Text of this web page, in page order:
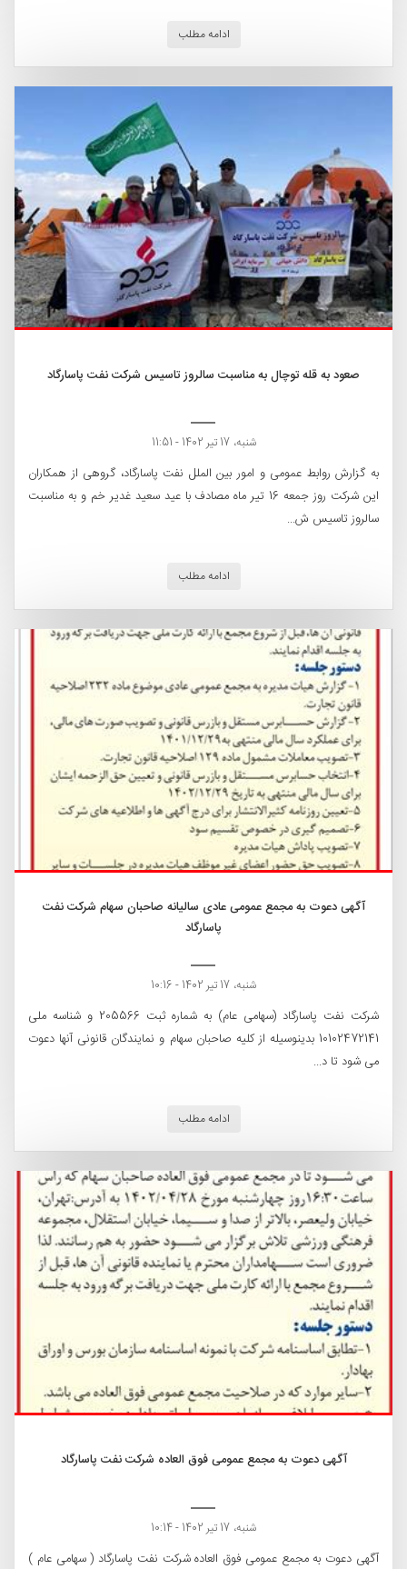
ادامه مطلب
صعود به قله توچال به مناسبت سالروز تاسیس شرکت نفت پاسارگاد
شنبه، 17 تیر 1402 - 11:51
به گزارش روابط عمومی و امور بین الملل نفت پاسارگاد، گروهی از همکاران
این شرکت روز جمعه 16 تیر ماه مصادف با عید سعید غدیر خم و به مناسبت
سالروز تاسیس ش...
ادامه مطلب
آگهی دعوت به مجمع عمومی عادی سالیانه صاحبان سهام شرکت نفت
پاسارگاد
شنبه، 17 تیر 1402 - 10:16
شرکت نفت پاسارگاد (سهامی عام) به شماره ثبت 205566 و شناسه ملی
10102472141 بدینوسیله از کلیه صاحبان سهام و نمایندگان قانونی آنها دعوت
می شود تا د...
ادامه مطلب
آگهی دعوت به مجمع عمومی فوق العاده شرکت نفت پاسارگاد
شنبه، 17 تیر 1402 - 10:14
آگهی دعوت به مجمع عمومی فوق العاده شرکت نفت پاسارگاد ( سهامی عام )